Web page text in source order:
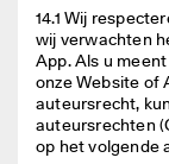
14.1 Wij
wij verwachten
App. Als u
onze Website of
auteursrecht,
auteursrechten
op het volgende